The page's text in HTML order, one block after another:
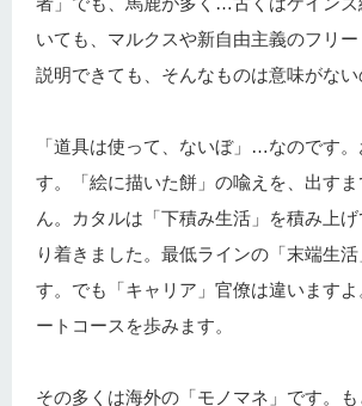
いても、マルクスや新自由主義のフリ
説明できても、そんなものは意味がない
「道具は使って、ないぼ」…なのです
す。「絵に描いた餅」の喩えを、出す
ん。カタルは「下積み生活」を積み上
り着きました。最低ラインの「末端生
す。でも「キャリア」官僚は違いますよ
ートコースを歩みます。
その多くは海外の「モノマネ」です。